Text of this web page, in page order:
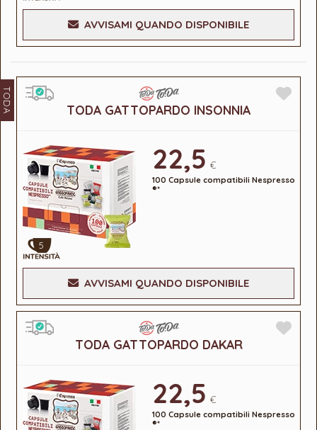
AVVISAMI QUANDO DISPONIBILE
TODA TODA GATTOPARDO INSONNIA
5
22,5 €
100 Capsule compatibili Nespresso
®*
AVVISAMI QUANDO DISPONIBILE
TODA GATTOPARDO DAKAR
22,5 €
100 Capsule compatibili Nespresso
®*